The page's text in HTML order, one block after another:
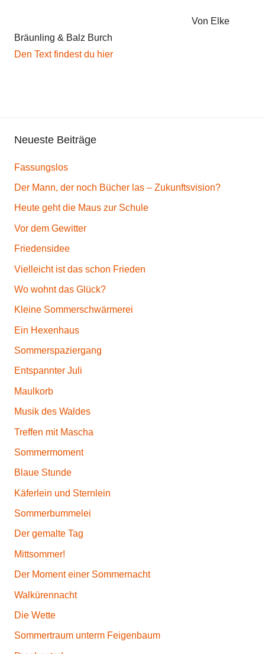
Von Elke
Bräunling & Balz Burch
Den Text findest du hier
Neueste Beiträge
Fassungslos
Der Mann, der noch Bücher las – Zukunftsvision?
Heute geht die Maus zur Schule
Vor dem Gewitter
Friedensidee
Vielleicht ist das schon Frieden
Wo wohnt das Glück?
Kleine Sommerschwärmerei
Ein Hexenhaus
Sommerspaziergang
Entspannter Juli
Maulkorb
Musik des Waldes
Treffen mit Mascha
Sommermoment
Blaue Stunde
Käferlein und Sternlein
Sommerbummelei
Der gemalte Tag
Mittsommer!
Der Moment einer Sommernacht
Walkürennacht
Die Wette
Sommertraum unterm Feigenbaum